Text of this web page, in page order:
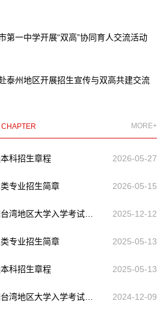
第一中学开展“双高”协同育人交流活动
泰州地区开展招生宣传与双高共建交流
CHAPTER MORE+
科招生章程 2026-05-27
专业招生简章 2026-05-15
2025-12-12
专业招生简章 2025-05-13
科招生章程 2025-05-13
2024-12-09